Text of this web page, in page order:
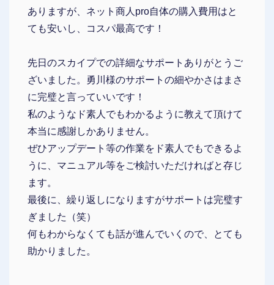
ありますが、ネット商人pro自体の購入費用はと
ても安いし、コスパ最高です！
先日のスカイプでの詳細なサポートありがとうご
ざいました。勇川様のサポートの細やかさはまさ
に完璧と言っていいです！
私のようなド素人でもわかるように教えて頂けて
本当に感謝しかありません。
ぜひアップデート等の作業をド素人でもできるよ
うに、マニュアル等をご検討いただければと存じ
ます。
最後に、繰り返しになりますがサポートは完璧す
ぎました（笑）
何もわからなくても話が進んでいくので、とても
助かりました。